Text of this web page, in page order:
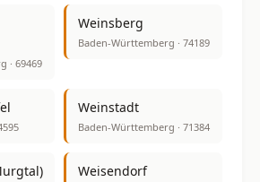
· 69469
Weinsberg
Baden-Württemberg · 74189
Weinstadt
Baden-Württemberg · 71384
Weisendorf